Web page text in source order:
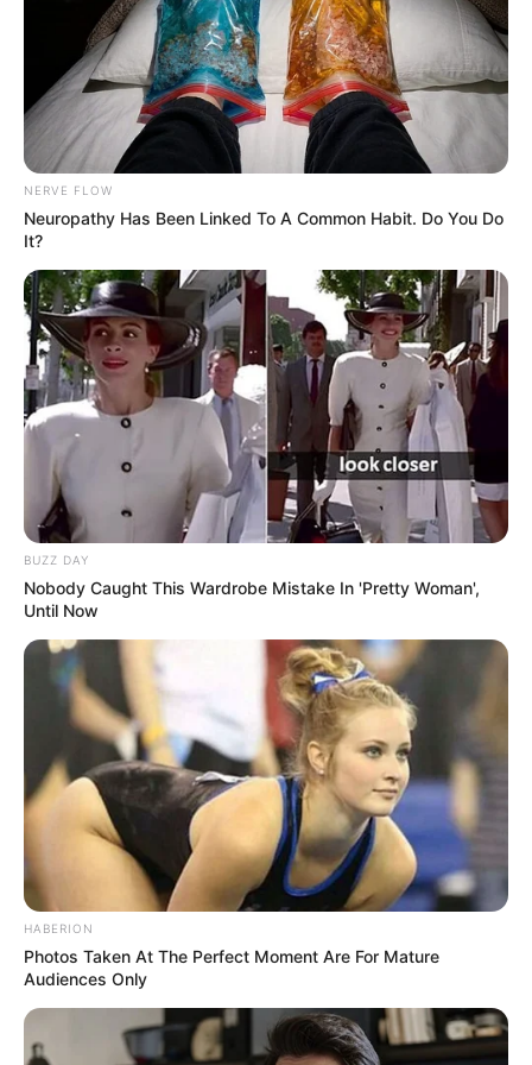
NERVE FLOW
Neuropathy Has Been Linked To A Common Habit. Do You Do
It?
BUZZ DAY
Nobody Caught This Wardrobe Mistake In 'Pretty Woman',
Until Now
HABERION
Photos Taken At The Perfect Moment Are For Mature
Audiences Only